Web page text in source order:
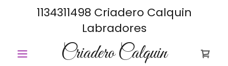
1134311498 Criadero Calquin
Labradores
Criadero Calquin